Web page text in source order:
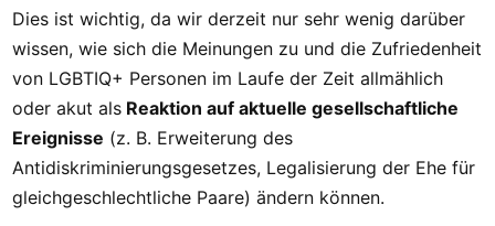
Dies ist wichtig, da wir derzeit nur sehr wenig darüber
wissen, wie sich die Meinungen zu und die Zufriedenheit
von LGBTIQ+ Personen im Laufe der Zeit allmählich
oder akut als Reaktion auf aktuelle gesellschaftliche
Ereignisse (z. B. Erweiterung des
Antidiskriminierungsgesetzes, Legalisierung der Ehe für
gleichgeschlechtliche Paare) ändern können.